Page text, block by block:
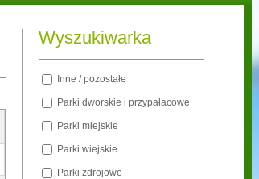
Wyszukiwarka
Inne / pozostałe
Parki dworskie i przypałacowe
Parki miejskie
Parki wiejskie
Parki zdrojowe